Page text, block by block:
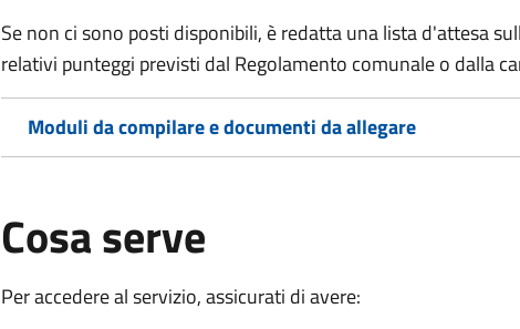
Se non ci sono posti disponibili, è redatta una lista d'attesa
relativi punteggi previsti dal Regolamento comunale o dalla
Moduli da compilare e documenti da allegare
Cosa serve
Per accedere al servizio, assicurati di avere: